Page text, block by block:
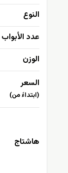
النوع
عدد الأبواب
الوزن
السعر
(ابتداءً من)
هاشتاج